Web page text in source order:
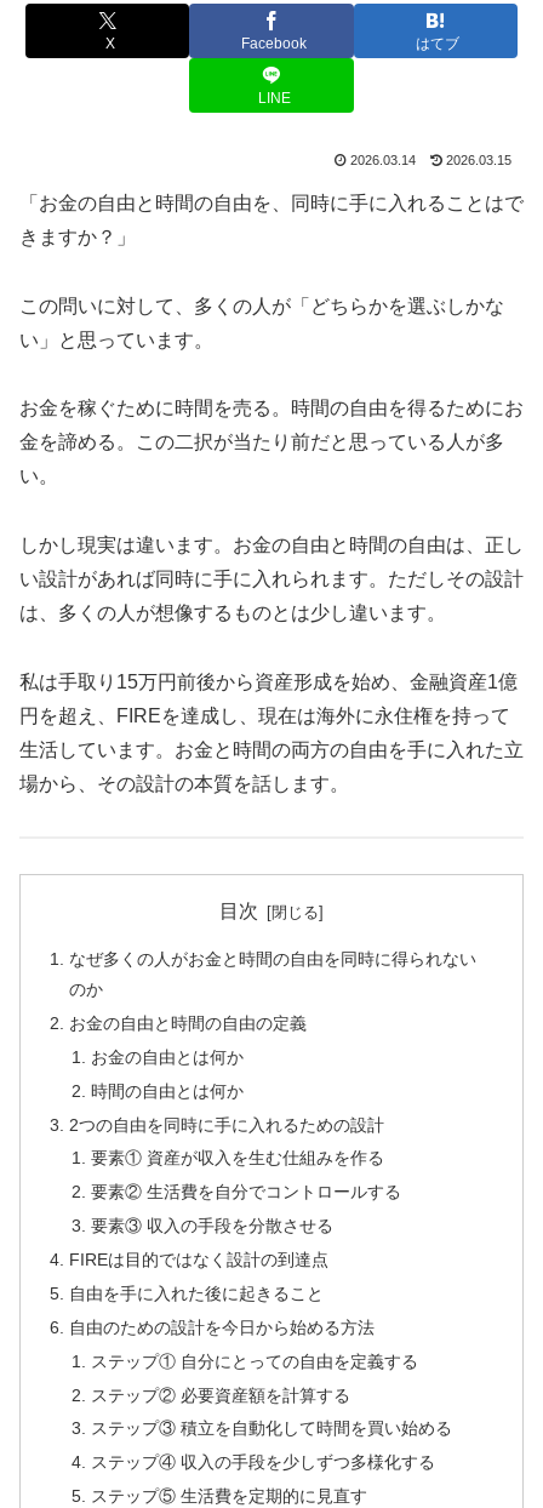
X Facebook はてブ
LINE
2026.03.14 2026.03.15
「お金の自由と時間の自由を、同時に手に入れることはで
きますか？」
この問いに対して、多くの人が「どちらかを選ぶしかな
い」と思っています。
お金を稼ぐために時間を売る。時間の自由を得るためにお
金を諦める。この二択が当たり前だと思っている人が多
い。
しかし現実は違います。お金の自由と時間の自由は、正し
い設計があれば同時に手に入れられます。ただしその設計
は、多くの人が想像するものとは少し違います。
私は手取り15万円前後から資産形成を始め、金融資産1億
円を超え、FIREを達成し、現在は海外に永住権を持って
生活しています。お金と時間の両方の自由を手に入れた立
場から、その設計の本質を話します。
目次
なぜ多くの人がお金と時間の自由を同時に得られない
のか
お金の自由と時間の自由の定義
お金の自由とは何か
時間の自由とは何か
2つの自由を同時に手に入れるための設計
要素① 資産が収入を生む仕組みを作る
要素② 生活費を自分でコントロールする
要素③ 収入の手段を分散させる
FIREは目的ではなく設計の到達点
自由を手に入れた後に起きること
自由のための設計を今日から始める方法
ステップ① 自分にとっての自由を定義する
ステップ② 必要資産額を計算する
ステップ③ 積立を自動化して時間を買い始める
ステップ④ 収入の手段を少しずつ多様化する
ステップ⑤ 生活費を定期的に見直す